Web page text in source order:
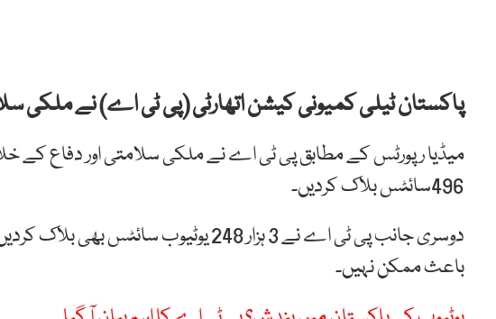
پاکستان ٹیلی کمیونی کیشن اتھارٹی (پی ٹی اے) نے ملکی
496سائٹس بلاک کردیں۔
دوسری جانب پی ٹی اے نے 3 ہزار 248
باعث ممکن نہیں۔